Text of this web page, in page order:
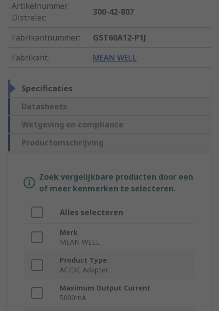
Artikelnummer
Distrelec:
300-42-807
Fabrikantnummer:
GST60A12-P1J
Fabrikant: MEAN WELL
Specificaties
Datasheets
Wetgeving en compliance
Productomschrijving
Zoek vergelijkbare producten door een
of meer kenmerken te selecteren.
Alles selecteren
Merk
MEAN WELL
Product Type
AC/DC Adapter
Maximum Output Current
5000mA